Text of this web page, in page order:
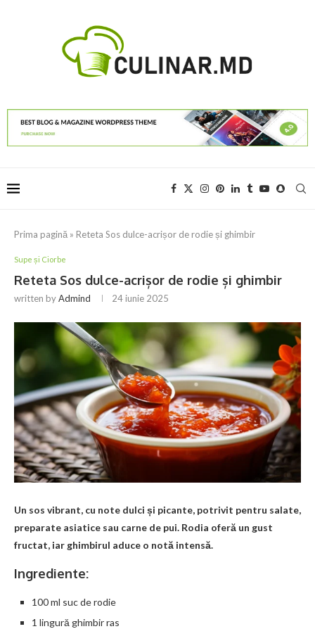
Prima pagină » Reteta Sos dulce-acrișor de rodie și ghimbir
Supe și Ciorbe
Reteta Sos dulce-acrișor de rodie și ghimbir
written byAdmind 24 iunie 2025
Un sos vibrant, cu note dulci și picante, potrivit pentru salate,
preparate asiatice sau carne de pui. Rodia oferă un gust
fructat, iar ghimbirul aduce o notă intensă.
Ingrediente:
100 ml suc de rodie
1 lingură ghimbir ras